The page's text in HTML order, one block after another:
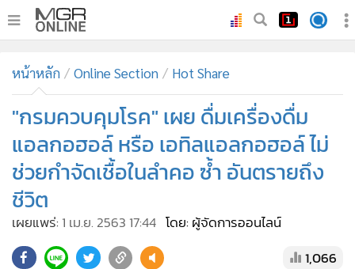
ทันเหตุการณ์
• ภาคใต้
Online Section
• บันเทิง
• ผู้จัดการรายวัน
• คอลัมนิสต์
• ละคร
หน้าหลัก Online Section Hot Share
"กรมควบคุมโรค" เผย ดื่มเครื่องดื่ม
แอลกอฮอล์ หรือ เอทิลแอลกอฮอล์ ไม่
ช่วยกำจัดเชื้อในลำคอ ซ้ำ อันตรายถึง
ชีวิต
เผยแพร่: 1 เม.ย. 2563 17:44 โดย: ผู้จัดการออนไลน์
1,066